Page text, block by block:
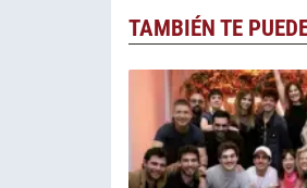
TAMBIÉN TE